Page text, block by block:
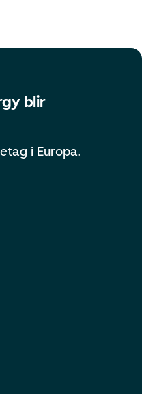
blir
i Europa.